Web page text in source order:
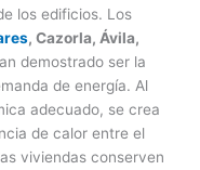
los edificios. Los
, Cazorla, Ávila,
demostrado ser la
de energía. Al
adecuado, se crea
de calor entre el
viviendas conserven